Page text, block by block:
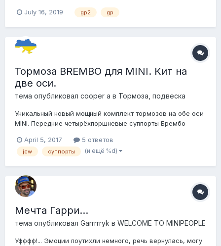
до 60,000
July 16, 2019 gp2 gp
Тормоза BREMBO для MINI. Кит на
две оси.
тема опубликовал cooper a в Тормоза, подвеска
Уникальный новый мощный комплект тормозов на обе оси
MINI. Передние четырёхпоршневые суппорты Брембо
от BMW M3 с направленной вентиляцией диаметром 315
мм и шириной 28 мм вместо стандартных 22 мм.
April 5, 2017 5 ответов
jcw суппорты (и ещё %d)
Мечта Гарри...
тема опубликовал Garrrrryk в WELCOME TO MINIPEOPLE
Уфффф!... Эмоции поутихли немного, речь вернулась, могу